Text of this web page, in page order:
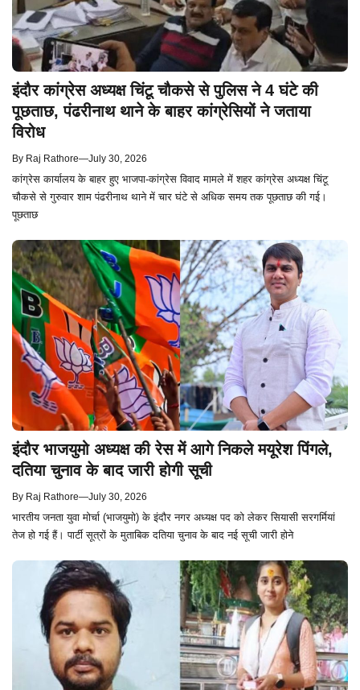
इंदौर कांग्रेस अध्यक्ष चिंटू चौकसे से पुलिस ने 4 घंटे की
पूछताछ, पंढरीनाथ थाने के बाहर कांग्रेसियों ने जताया
विरोध
By Raj Rathore—July 30, 2026
कांग्रेस कार्यालय के बाहर हुए भाजपा-कांग्रेस विवाद मामले में शहर कांग्रेस अध्यक्ष चिंटू
चौकसे से गुरुवार शाम पंढरीनाथ थाने में चार घंटे से अधिक समय तक पूछताछ की गई।
पूछताछ
इंदौर भाजयुमो अध्यक्ष की रेस में आगे निकले मयूरेश पिंगले,
दतिया चुनाव के बाद जारी होगी सूची
By Raj Rathore—July 30, 2026
भारतीय जनता युवा मोर्चा (भाजयुमो) के इंदौर नगर अध्यक्ष पद को लेकर सियासी सरगर्मियां
तेज हो गई हैं। पार्टी सूत्रों के मुताबिक दतिया चुनाव के बाद नई सूची जारी होने